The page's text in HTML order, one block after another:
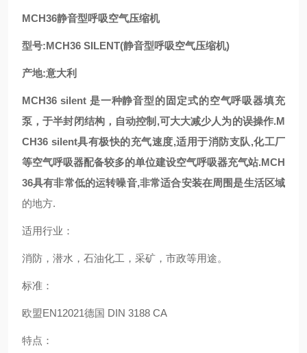
MCH36静音型呼吸空气压缩机
型号:MCH36 SILENT(静音型呼吸空气压缩机)
产地:意大利
MCH36 silent 是一种静音型的固定式的空气呼吸器填充
泵，于半封闭结构，自动控制,可大大减少人为的误操作.M
CH36 silent具有极快的充气速度,适用于消防支队,化工厂
等空气呼吸器配备较多的单位建设空气呼吸器充气站.MCH
36具有非常低的运转噪音,非常适合安装在周围是生活区域
的地方.
适用行业：
消防，潜水，石油化工，采矿，市政等用途。
标准：
欧盟EN12021德国 DIN 3188 CA
特点：